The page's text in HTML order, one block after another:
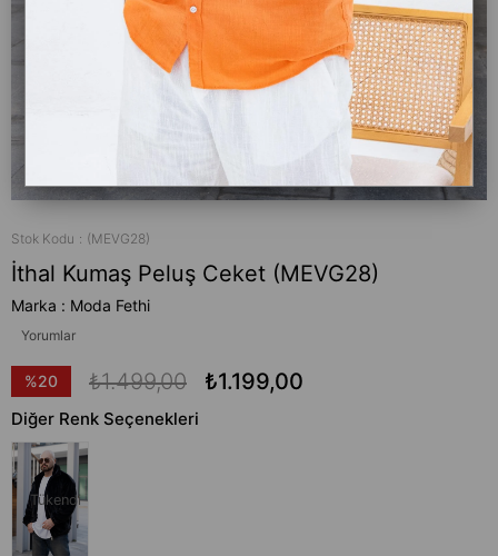
Stok Kodu (MEVG28)
İthal Kumaş Peluş Ceket (MEVG28)
Marka : Moda Fethi
Yorumlar
%20
İndirim
₺1.499,00 ₺1.199,00
Diğer Renk Seçenekleri
Tükendi